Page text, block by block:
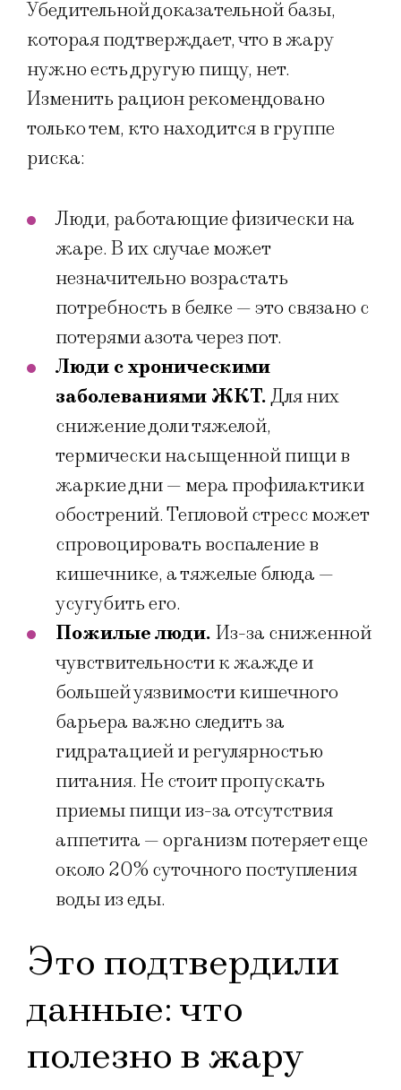
Убедительной доказательной базы,
которая подтверждает, что в жару
нужно есть другую пищу, нет.
Изменить рацион рекомендовано
только тем, кто находится в группе
риска:
Люди, работающие физически на
жаре. В их случае может
незначительно возрастать
потребность в белке — это связано с
потерями азота через пот.
Люди с хроническими
заболеваниями ЖКТ.Для них
снижение доли тяжелой,
термически насыщенной пищи в
жаркие дни — мера профилактики
обострений. Тепловой стресс может
спровоцировать воспаление в
кишечнике, а тяжелые блюда —
усугубить его.
Пожилые люди. Из-за сниженной
чувствительности к жажде и
большей уязвимости кишечного
барьера важно следить за
гидратацией и регулярностью
питания. Не стоит пропускать
приемы пищи из-за отсутствия
аппетита — организм потеряет еще
около 20% суточного поступления
воды из еды.
Это подтвердили
данные: что
полезно в жару